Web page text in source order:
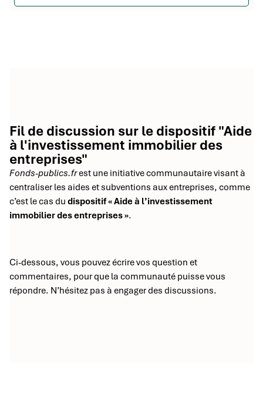
Fil de discussion sur le dispositif "Aide
à l'investissement immobilier des
entreprises"
Fonds-publics.frest une initiative communautaire visant à
centraliser les aides et subventions aux entreprises, comme
c’est le cas du dispositif « Aide à l’investissement
immobilier des entreprises ».
Ci-dessous, vous pouvez écrire vos question et
commentaires, pour que la communauté puisse vous
répondre. N’hésitez pas à engager des discussions.